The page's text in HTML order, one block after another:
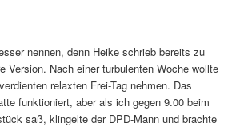
nennen, denn Heike schrieb bereits zu
Version. Nach einer turbulenten Woche wollte
relaxten Frei-Tag nehmen. Das
funktioniert, aber als ich gegen 9.00 beim
saß, klingelte der DPD-Mann und brachte